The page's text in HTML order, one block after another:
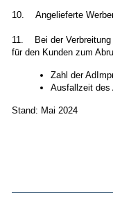
10. Angelieferte
11. Bei der Verbreitung
für den Kunden zum
Zahl der
Ausfallzeit des
Stand: Mai 2024